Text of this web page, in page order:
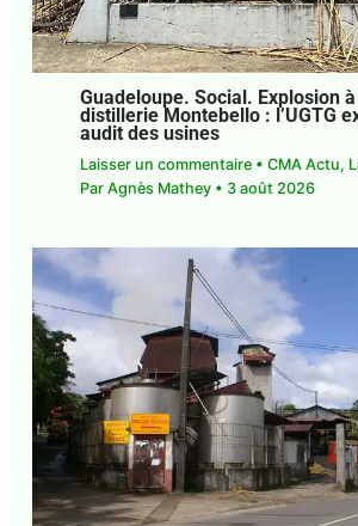
Guadeloupe. Social. Explosion à
distillerie Montebello : l’UGTG
audit des usines
Laisser un commentaire •CMA Actu,
• Par Agnès Mathey• 3 août 2026